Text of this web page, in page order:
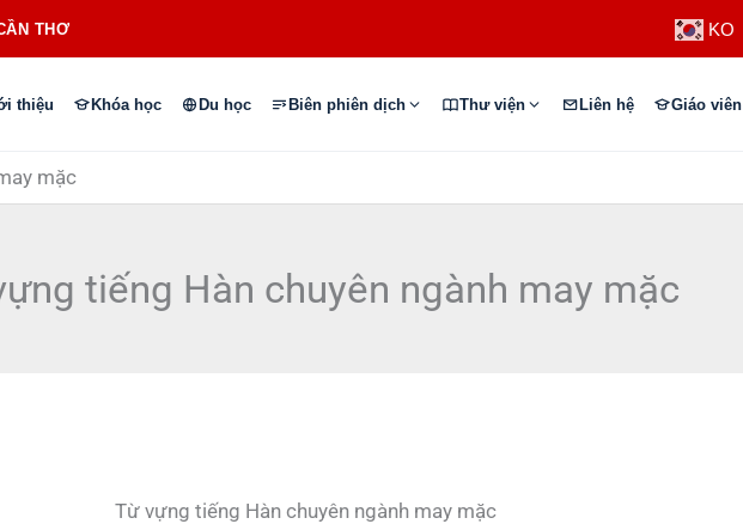
THƠ KO
thiệu Khóa học Du học Biên phiên dịch Thư viện Liên hệ Giáo viên
mặc
tiếng Hàn chuyên ngành may mặc
Từ vựng tiếng Hàn chuyên ngành may mặc